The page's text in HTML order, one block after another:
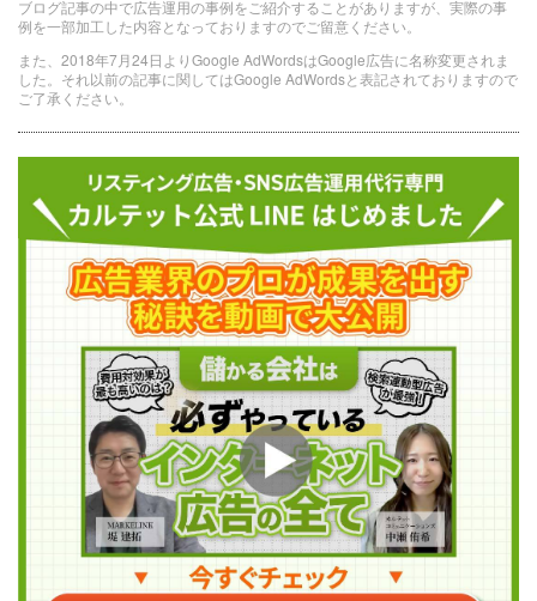
ブログ記事の中で広告運用の事例をご紹介することがありますが、実際の事
例を一部加工した内容となっておりますのでご留意ください。
また、2018年7月24日よりGoogle AdWordsはGoogle広告に名称変更されま
した。それ以前の記事に関してはGoogle AdWordsと表記されておりますので
ご了承ください。